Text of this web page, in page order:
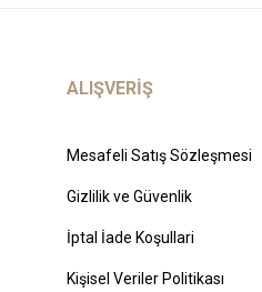
ALIŞVERİŞ
Mesafeli Satış Sözleşmesi
Gizlilik ve Güvenlik
İptal İade Koşullari
Kişisel Veriler Politikası